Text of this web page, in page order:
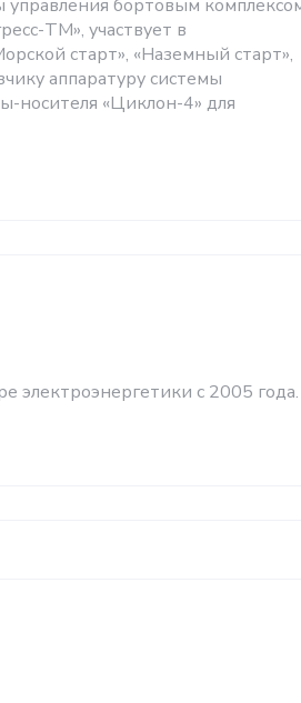
бортовым
ТМ», участвует в
старт», «Наземный старт»,
аппаратуру системы
носителя «Циклон-4» для
с 2005 года.